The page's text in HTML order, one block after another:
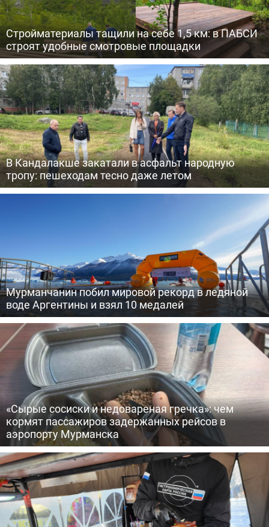
Стройматериалы тащили на себе 1,5 км: в ПАБСИ
строят удобные смотровые площадки
В Кандалакше закатали в асфальт народную
тропу: пешеходам тесно даже летом
Мурманчанин побил мировой рекорд в ледяной
воде Аргентины и взял 10 медалей
«Сырые сосиски и недовареная гречка»: чем
кормят пассажиров задержанных рейсов в
аэропорту Мурманска